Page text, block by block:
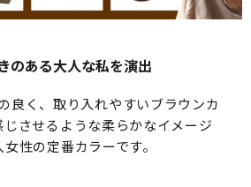
のある大人な私を演出
良く、取り入れやすいブラウンカ
させるような柔らかなイメージ
性の定番カラーです。